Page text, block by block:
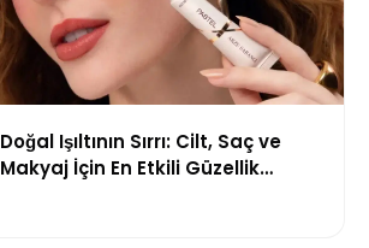
Doğal Işıltının Sırrı: Cilt, Saç ve
Makyaj İçin En Etkili Güzellik